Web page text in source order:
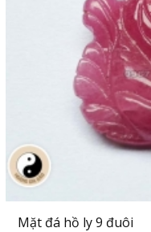
Mặt đá hồ ly 9 đuôi